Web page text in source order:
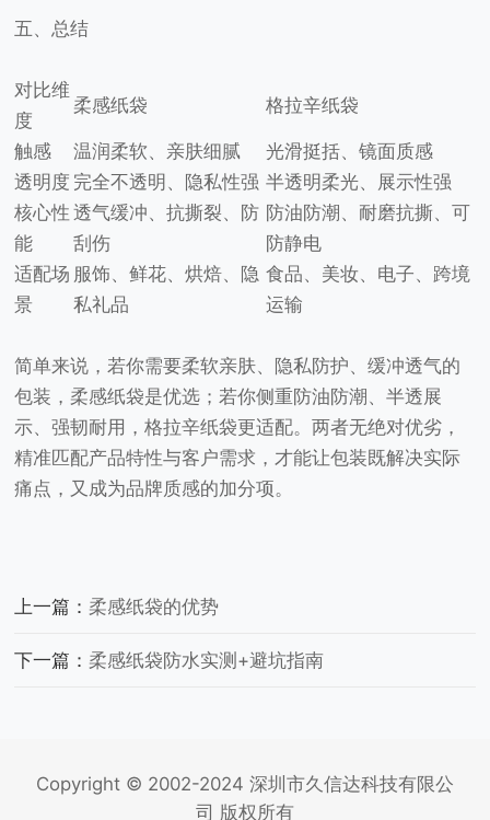
五、总结
对比维
度
柔感纸袋 格拉辛纸袋
触感 温润柔软、亲肤细腻
光滑挺括、镜面质感
透明度 完全不透明、隐私性强 半透明柔光、展示性强
核心性
能
透气缓冲、抗撕裂、防
刮伤
防油防潮、耐磨抗撕、可
防静电
适配场
景
服饰、鲜花、烘焙、隐
私礼品
食品、美妆、电子、跨境
运输
简单来说，若你需要柔软亲肤、隐私防护、缓冲透气的
包装，柔感纸袋是优选；若你侧重防油防潮、半透展
示、强韧耐用，格拉辛纸袋更适配。两者无绝对优劣，
精准匹配产品特性与客户需求，才能让包装既解决实际
痛点，又成为品牌质感的加分项。
上一篇： 柔感纸袋的优势
下一篇： 柔感纸袋防水实测+避坑指南
Copyright © 2002-2024 深圳市久信达科技有限公
司 版权所有